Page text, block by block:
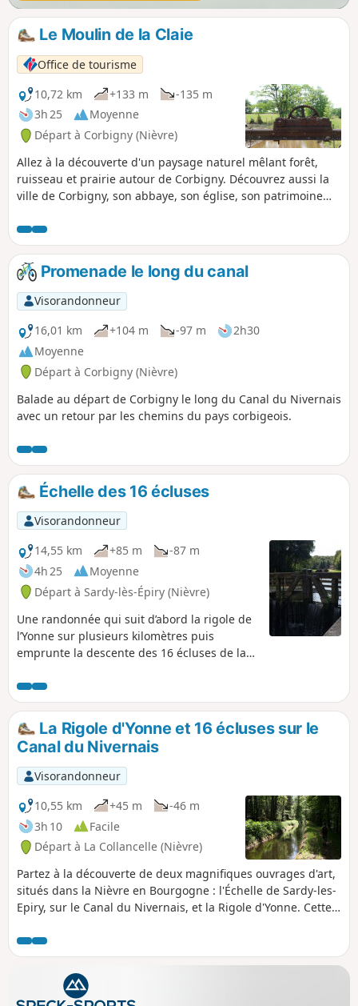
Le Moulin de la Claie
Office de tourisme
10,72 km
+133 m
-135 m
3h 25
Moyenne
Départ à Corbigny (Nièvre)
Allez à la découverte d'un paysage naturel mêlant forêt,
ruisseau et prairie autour de Corbigny. Découvrez aussi la
ville de Corbigny, son abbaye, son église, son patrimoine
Promenade le long du canal
Visorandonneur
16,01 km
+104 m -97 m
2h30
Moyenne
Départ à Corbigny (Nièvre)
Balade au départ de Corbigny le long du Canal du Nivernais
avec un retour par les chemins du pays corbigeois.
Échelle des 16 écluses
Visorandonneur
14,55 km
+85 m
-87 m
4h 25
Moyenne
Départ à Sardy-lès-Épiry (Nièvre)
Une randonnée qui suit d’abord la rigole de
l’Yonne sur plusieurs kilomètres puis
emprunte la descente des 16 écluses de la
La Rigole d'Yonne et 16 écluses sur le
Canal du Nivernais
Visorandonneur
10,55 km
+45 m
-46 m
3h 10
Facile
Départ à La Collancelle (Nièvre)
Partez à la découverte de deux magnifiques ouvrages d'art,
situés dans la Nièvre en Bourgogne : l'Échelle de Sardy-les-
Epiry, sur le Canal du Nivernais, et la Rigole d'Yonne. Cette
Vous admirez une enfilade d'écluses, 16 au total sur un peu
plus de 3 km. Votre marche continue en surplomb du canal,
au bord de la rigole d'Yonne, qui permet d'alimenter le
canal en eau, depuis le lac de Pannecière.